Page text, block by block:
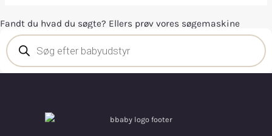
Fandt du hvad du søgte? Ellers prøv vores søgemaskine